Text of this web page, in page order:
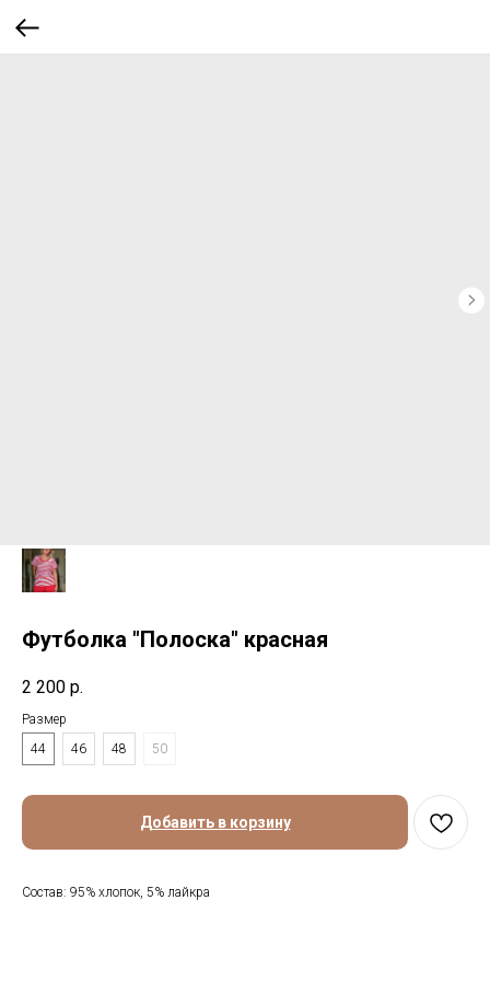
Футболка "Полоска" красная
2 200 р.
Размер
44
46 48 50
Добавить в корзину
Состав: 95% хлопок, 5% лайкра